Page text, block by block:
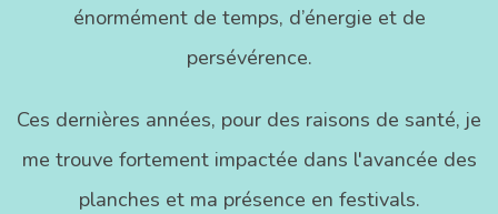
énormément de temps, d’énergie et de
persévérence.
Ces dernières années, pour des raisons de santé, je
me trouve fortement impactée dans l'avancée des
planches et ma présence en festivals.